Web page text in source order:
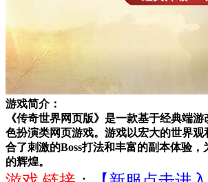
游戏简介：
《传奇世界网页版》是一款基于经典端
色扮演类网页游戏。游戏以宏大的世界观
合了刺激的Boss打法和丰富的副本体验
的辉煌。